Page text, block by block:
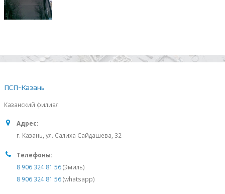
ПСП-Казань
Казанский филиал
Адрес:
г. Казань, ул. Салиха Сайдашева, 32
Телефоны:
8 906 324 81 56(Эмиль)
8 906 324 81 56(whatsapp)